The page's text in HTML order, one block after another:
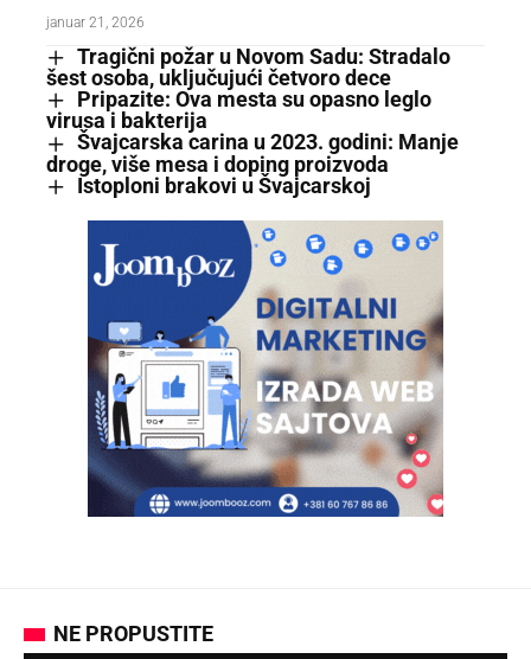
januar 21, 2026
Tragični požar u Novom Sadu: Stradalo
šest osoba, uključujući četvoro dece
Pripazite: Ova mesta su opasno leglo
virusa i bakterija
Švajcarska carina u 2023. godini: Manje
droge, više mesa i doping proizvoda
Istoploni brakovi u Švajcarskoj
NE PROPUSTITE